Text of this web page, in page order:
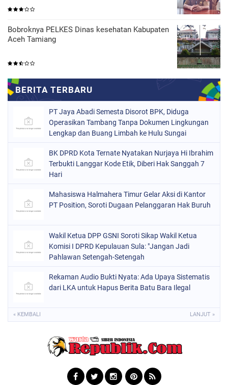
Bobroknya PELKES Dinas kesehatan Kabupaten
Aceh Tamiang
PT Jaya Abadi Semesta Disorot BPK, Diduga
Operasikan Tambang Tanpa Dokumen Lingkungan
Lengkap dan Buang Limbah ke Hulu Sungai
BK DPRD Kota Ternate Nyatakan Nurjaya Hi Ibrahim
Terbukti Langgar Kode Etik, Diberi Hak Sanggah 7
Hari
Mahasiswa Halmahera Timur Gelar Aksi di Kantor
PT Position, Soroti Dugaan Pelanggaran Hak Buruh
Wakil Ketua DPP GSNI Soroti Sikap Wakil Ketua
Komisi I DPRD Kepulauan Sula: "Jangan Jadi
Pahlawan Setengah-Setengah
Rekaman Audio Bukti Nyata: Ada Upaya Sistematis
dari LKA untuk Hapus Berita Batu Bara Ilegal
« KEMBALI LANJUT »